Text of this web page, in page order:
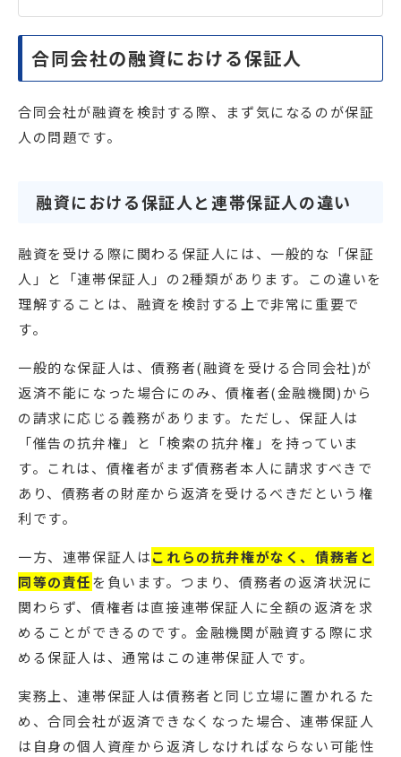
合同会社の融資における保証人
合同会社が融資を検討する際、まず気になるのが保証
人の問題です。
融資における保証人と連帯保証人の違い
融資を受ける際に関わる保証人には、一般的な「保証
人」と「連帯保証人」の2種類があります。この違いを
理解することは、融資を検討する上で非常に重要で
す。
一般的な保証人は、債務者(融資を受ける合同会社)が
返済不能になった場合にのみ、債権者(金融機関)から
の請求に応じる義務があります。ただし、保証人は
「催告の抗弁権」と「検索の抗弁権」を持っていま
す。これは、債権者がまず債務者本人に請求すべきで
あり、債務者の財産から返済を受けるべきだという権
利です。
一方、連帯保証人はこれらの抗弁権がなく、債務者と
同等の責任を負います。つまり、債務者の返済状況に
関わらず、債権者は直接連帯保証人に全額の返済を求
めることができるのです。金融機関が融資する際に求
める保証人は、通常はこの連帯保証人です。
実務上、連帯保証人は債務者と同じ立場に置かれるた
め、合同会社が返済できなくなった場合、連帯保証人
は自身の個人資産から返済しなければならない可能性